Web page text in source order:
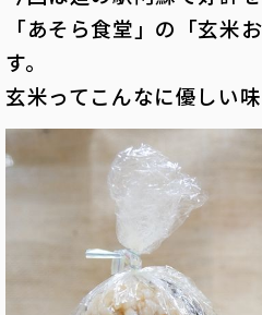
「あそら食堂」の「玄米
す。
玄米ってこんなに優しい